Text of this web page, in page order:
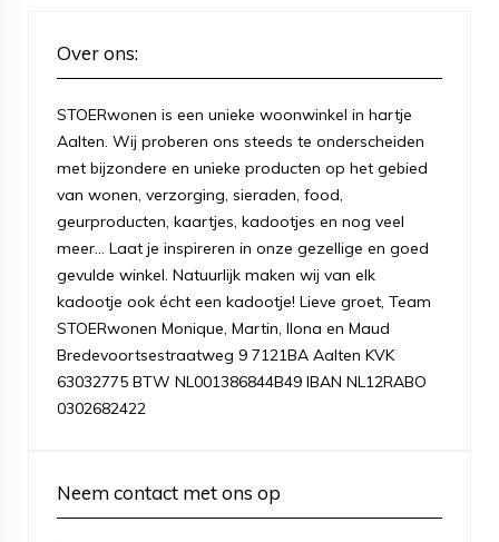
Over ons:
STOERwonen is een unieke woonwinkel in hartje
Aalten. Wij proberen ons steeds te onderscheiden
met bijzondere en unieke producten op het gebied
van wonen, verzorging, sieraden, food,
geurproducten, kaartjes, kadootjes en nog veel
meer... Laat je inspireren in onze gezellige en goed
gevulde winkel. Natuurlijk maken wij van elk
kadootje ook écht een kadootje! Lieve groet, Team
STOERwonen Monique, Martin, Ilona en Maud
Bredevoortsestraatweg 9 7121BA Aalten KVK
63032775 BTW NL001386844B49 IBAN NL12RABO
0302682422
Neem contact met ons op